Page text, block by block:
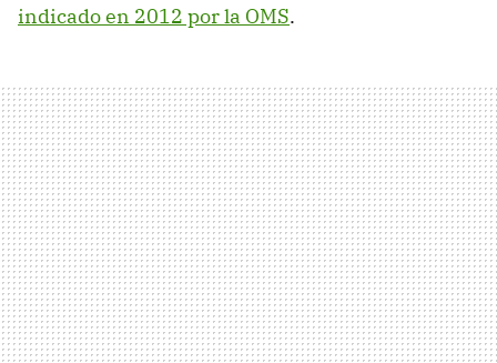
indicado en 2012 por la OMS.